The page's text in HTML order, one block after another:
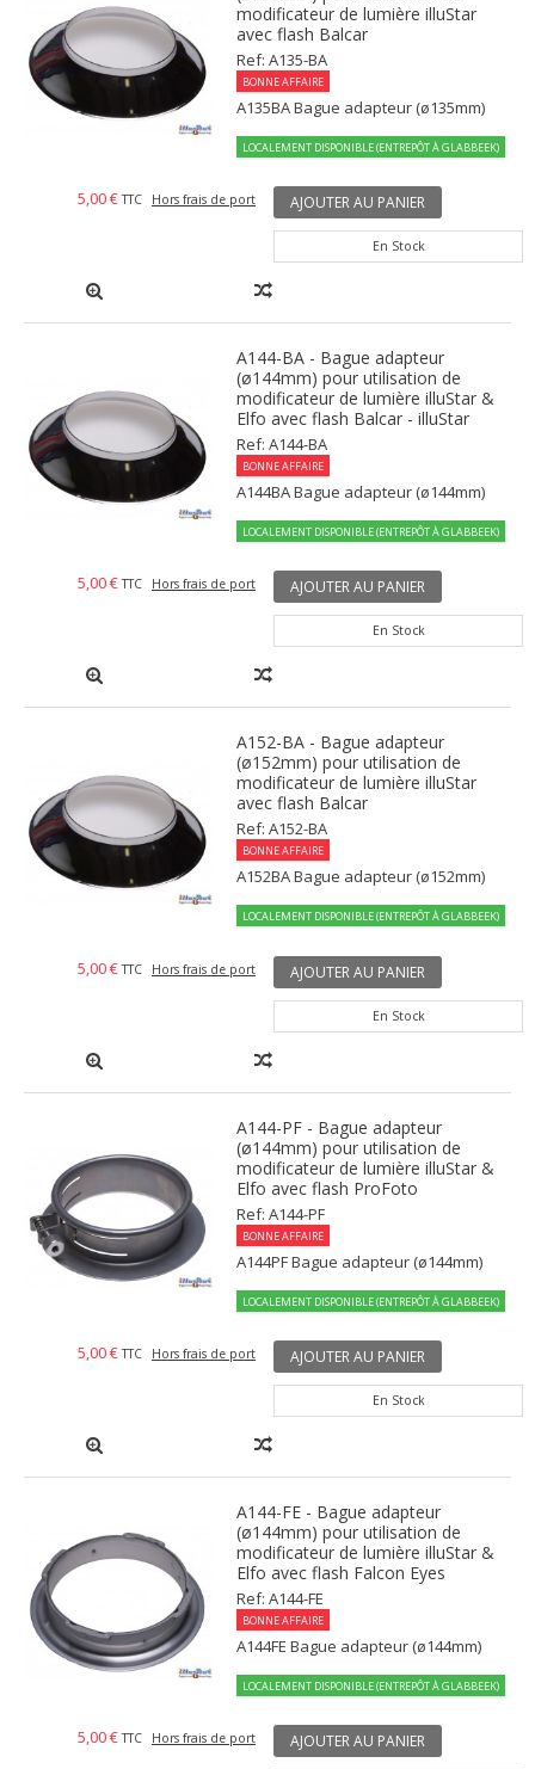
modificateur de lumière illuStar
avec flash Balcar
Ref: A135-BA
BONNE AFFAIRE
A135BA Bague adapteur (ø135mm)
LOCALEMENT DISPONIBLE (ENTREPÔT À GLABBEEK)
5,00 € TTC Hors frais de port AJOUTER AU PANIER
En Stock
A144-BA - Bague adapteur
(ø144mm) pour utilisation de
modificateur de lumière illuStar &
Elfo avec flash Balcar - illuStar
Ref: A144-BA
BONNE AFFAIRE
A144BA Bague adapteur (ø144mm)
LOCALEMENT DISPONIBLE (ENTREPÔT À GLABBEEK)
5,00 € TTC Hors frais de port AJOUTER AU PANIER
En Stock
A152-BA - Bague adapteur
(ø152mm) pour utilisation de
modificateur de lumière illuStar
avec flash Balcar
Ref: A152-BA
BONNE AFFAIRE
A152BA Bague adapteur (ø152mm)
LOCALEMENT DISPONIBLE (ENTREPÔT À GLABBEEK)
5,00 € TTC Hors frais de port AJOUTER AU PANIER
En Stock
A144-PF - Bague adapteur
(ø144mm) pour utilisation de
modificateur de lumière illuStar &
Elfo avec flash ProFoto
Ref: A144-PF
BONNE AFFAIRE
A144PF Bague adapteur (ø144mm)
LOCALEMENT DISPONIBLE (ENTREPÔT À GLABBEEK)
5,00 € TTC Hors frais de port AJOUTER AU PANIER
En Stock
A144-FE - Bague adapteur
(ø144mm) pour utilisation de
modificateur de lumière illuStar &
Elfo avec flash Falcon Eyes
Ref: A144-FE
BONNE AFFAIRE
A144FE Bague adapteur (ø144mm)
LOCALEMENT DISPONIBLE (ENTREPÔT À GLABBEEK)
5,00 € TTC Hors frais de port AJOUTER AU PANIER